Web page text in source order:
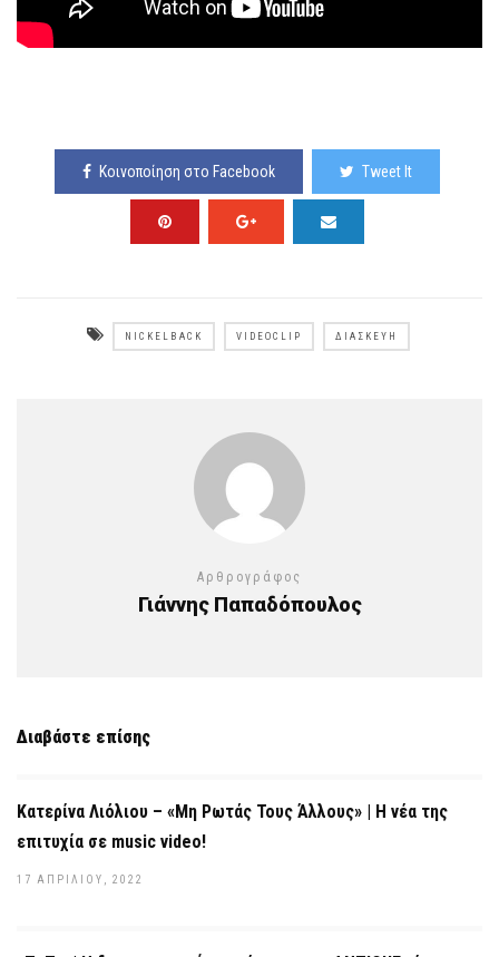
Κοινοποίηση στο Facebook Tweet It
NICKELBACK VIDEOCLIP ΔΙΑΣΚΕΥΉ
Αρθρογράφος
Γιάννης Παπαδόπουλος
Διαβάστε επίσης
Κατερίνα Λιόλιου – «Μη Ρωτάς Τους Άλλους» | Η νέα της
επιτυχία σε music video!
17 ΑΠΡΙΛΊΟΥ, 2022